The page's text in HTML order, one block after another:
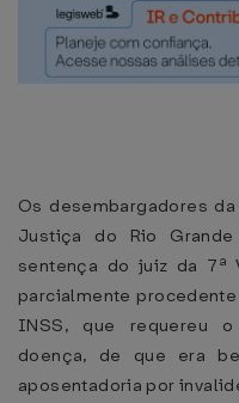
Os desembargadores
Justiça do Rio Grande
sentença do juiz da 7ª
parcialmente
INSS, que requereu
doença, de que era
aposentadoria por